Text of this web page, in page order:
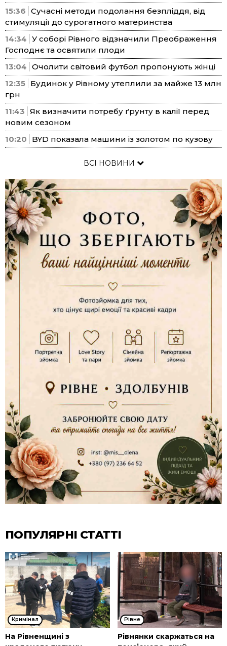
15:36 Сучасні методи подолання безпліддя, від
стимуляції до сурогатного материнства
14:34 У соборі Рівного відзначили Преображення
Господнє та освятили плоди
13:04 Очолити світовий футбол пропонують жінці
12:35 Будинок у Рівному утеплили за майже 13 млн
грн
11:43 Як визначити потребу ґрунту в калії перед
новим сезоном
10:20
BYD показала машини із золотом по кузову
ВСІ НОВИНИ
ПОПУЛЯРНІ СТАТТІ
Кримінал
На Рівненщині з
Рівне
Рівнянки скаржаться на